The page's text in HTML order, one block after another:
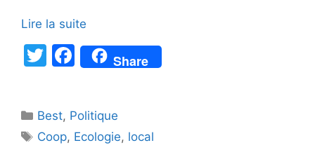
Lire la suite
T
er
F
a
e
Share
Catégories
Best, Politique
Étiquettes
Coop, Ecologie, local